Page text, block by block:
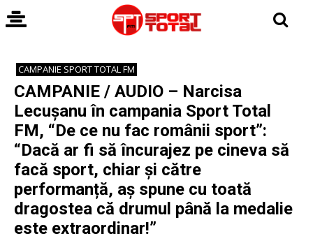
CAMPANIE SPORT TOTAL FM
CAMPANIE / AUDIO – Narcisa
Lecușanu în campania Sport Total
FM, “De ce nu fac românii sport”:
“Dacă ar fi să încurajez pe cineva să
facă sport, chiar și către
performanță, aș spune cu toată
dragostea că drumul până la medalie
este extraordinar!”